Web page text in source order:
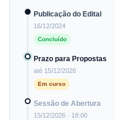
Publicação do Edital
16/12/2024
Concluído
Prazo para Propostas
até 15/12/2026
Em curso
Sessão de Abertura
15/12/2026 · 18:00